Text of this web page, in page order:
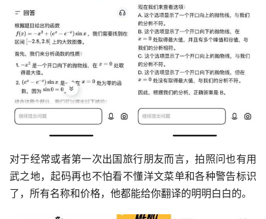
对于经常或者第一次出国旅行朋友而言，拍照问也有用
武之地，起码再也不怕看不懂洋文菜单和各种警告标识
了，所有名称和价格，他都能给你翻译的明明白白的。